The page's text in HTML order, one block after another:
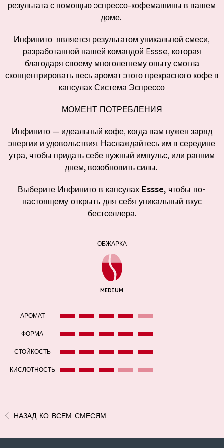
результата с помощью эспрессо-кофемашины в вашем
доме.
Инфинито является результатом уникальной смеси,
разработанной нашей командой Essse, которая
благодаря своему многолетнему опыту смогла
сконцентрировать весь аромат этого прекрасного кофе в
капсулах Система Эспрессо
МОМЕНТ ПОТРЕБЛЕНИЯ
Инфинито — идеальный кофе, когда вам нужен заряд
энергии и удовольствия. Наслаждайтесь им в середине
утра, чтобы придать себе нужный импульс, или ранним
днем,возобновить силы.
Выберите Инфинито в капсулах Essse, чтобы по-
настоящему открыть для себя уникальный вкус
бестселлера.
ОБЖАРКА
MEDIUM
АРОМАТ
ФОРМА
СТОЙКОСТЬ
КИСЛОТНОСТЬ
НАЗАД КО ВСЕМ СМЕСЯМ